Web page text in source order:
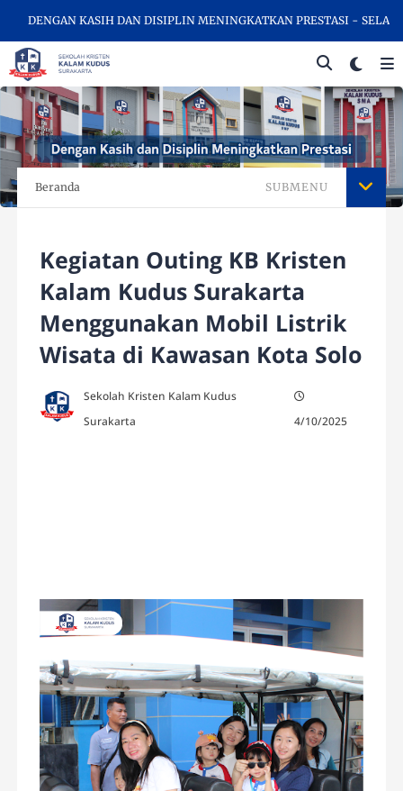
KASIH DAN DISIPLIN MENINGKATKAN PRESTASI - SELAMAT
Beranda SUBMENU
Kegiatan Outing KB Kristen
Kalam Kudus Surakarta
Menggunakan Mobil Listrik
Wisata di Kawasan Kota Solo
Sekolah Kristen Kalam Kudus
Surakarta
4/10/2025